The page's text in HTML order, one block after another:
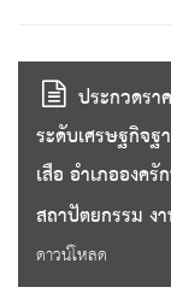
ประกวดรา
ระดับเศรษฐกิจฐ
เสือ อำเภอองค
สถาปัตยกรรม ง
ดาวน์โหลด